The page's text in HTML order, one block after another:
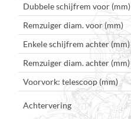
Dubbele schijfrem voor (mm)
Remzuiger diam. voor (mm)
Enkele schijfrem achter (mm)
Remzuiger diam. achter (mm)
Voorvork: telescoop (mm)
Achtervering